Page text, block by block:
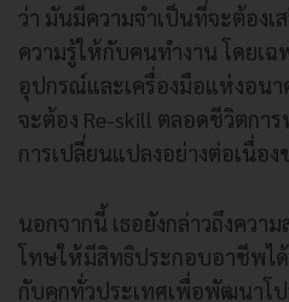
ว่า มันมีความจำเป็นที่จะต้องเ
ความรู้ให้กับคนทำงาน โดยเฉ
อุปกรณ์และเครื่องมือแห่งอน
จะต้อง Re-skill ตลอดชีวิตกา
การเปลี่ยนแปลงอย่างต่อเนื่อ
นอกจากนี้ เธอยังกล่าวถึงคว
โทษให้มีสิทธิประกอบอาชีพได้
กับคุกทั่วประเทศเพื่อพัฒนาโป